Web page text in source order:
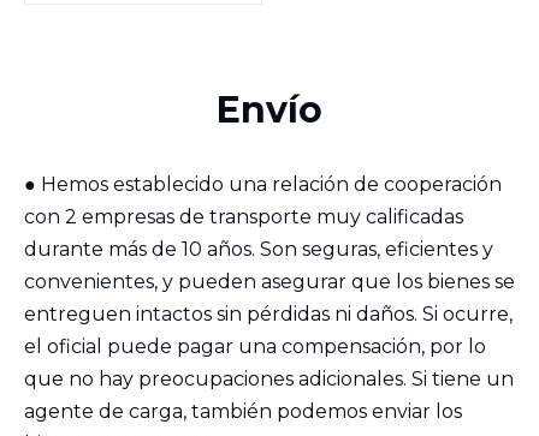
Envío
● Hemos establecido una relación de cooperación
con 2 empresas de transporte muy calificadas
durante más de 10 años. Son seguras, eficientes y
convenientes, y pueden asegurar que los bienes se
entreguen intactos sin pérdidas ni daños. Si ocurre,
el oficial puede pagar una compensación, por lo
que no hay preocupaciones adicionales. Si tiene un
agente de carga, también podemos enviar los